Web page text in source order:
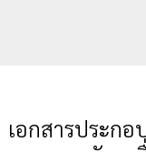
เอกสารประก